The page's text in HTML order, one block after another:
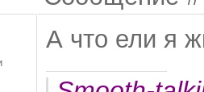
А что ели я